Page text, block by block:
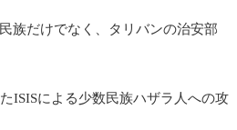
族だけでなく、タリバンの治安部
ISISによる少数民族ハザラ人への攻